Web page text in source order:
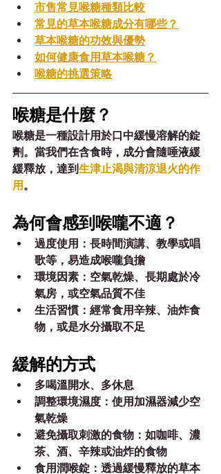
市售常見喉糖種類比較
常見的草本喉糖成分有哪些？
草本喉糖的功效與優勢
如何健康食用草本喉糖？
喉糖的挑選策略
喉糖是什麼？
喉糖是一種設計用於口中緩慢溶解的錠
劑。當我們在含食時，成分會隨唾液緩
緩釋放，達到生津止渴與清涼退火的作
用 。
為何會感到喉嚨不適？
過度使用：長時間演講、教學或唱
歌等，易造成喉嚨負擔
環境因素：空氣乾燥、長期處於冷
氣房，或空氣品質不佳
生活習慣：經常食用辛辣、油炸食
物，或是水分攝取不足
緩解的方式
多喝溫開水、多休息
調整環境濕度：使用加濕器減少空
氣乾燥
避免攝取刺激的食物：如咖啡、濃
茶、酒、辛辣或油炸的食物
食用潤喉錠：透過緩慢釋放的草本